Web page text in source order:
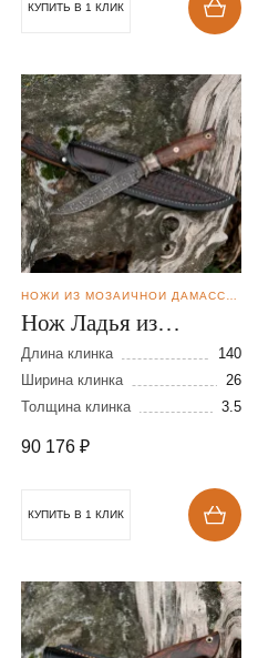
КУПИТЬ В 1 КЛИК
Нож Ладья из
мозаичной дамасской
стали
Длина клинка
140
Ширина клинка
26
Толщина клинка
3.5
90 176 ₽
КУПИТЬ В 1 КЛИК